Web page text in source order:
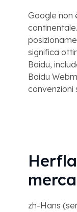
Google non
significa
Baidu,
Baidu
convenzioni
zh-Hans